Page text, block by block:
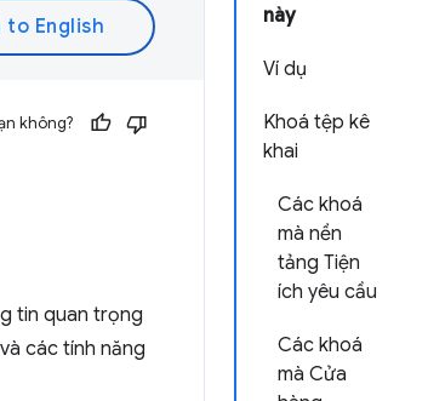
này
Ví dụ
Khoá tệp kê
khai
Các khoá
mà nền
tảng Tiện
ích yêu cầu
Các khoá
mà Cửa
không?
tin quan trọng
các tính năng